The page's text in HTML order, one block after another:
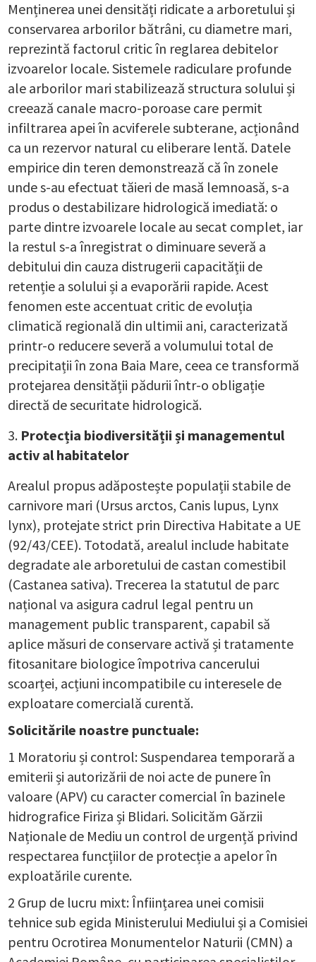
Menținerea unei densități ridicate a arboretului și
conservarea arborilor bătrâni, cu diametre mari,
reprezintă factorul critic în reglarea debitelor
izvoarelor locale. Sistemele radiculare profunde
ale arborilor mari stabilizează structura solului și
creează canale macro-poroase care permit
infiltrarea apei în acviferele subterane, acționând
ca un rezervor natural cu eliberare lentă. Datele
empirice din teren demonstrează că în zonele
unde s-au efectuat tăieri de masă lemnoasă, s-a
produs o destabilizare hidrologică imediată: o
parte dintre izvoarele locale au secat complet, iar
la restul s-a înregistrat o diminuare severă a
debitului din cauza distrugerii capacității de
retenție a solului și a evaporării rapide. Acest
fenomen este accentuat critic de evoluția
climatică regională din ultimii ani, caracterizată
printr-o reducere severă a volumului total de
precipitații în zona Baia Mare, ceea ce transformă
protejarea densității pădurii într-o obligație
directă de securitate hidrologică.
Protecția biodiversității și managementul
activ al habitatelor
Arealul propus adăpostește populații stabile de
carnivore mari (Ursus arctos, Canis lupus, Lynx
lynx), protejate strict prin Directiva Habitate a UE
(92/43/CEE). Totodată, arealul include habitate
degradate ale arboretului de castan comestibil
(Castanea sativa). Trecerea la statutul de parc
național va asigura cadrul legal pentru un
management public transparent, capabil să
aplice măsuri de conservare activă și tratamente
fitosanitare biologice împotriva cancerului
scoarței, acțiuni incompatibile cu interesele de
exploatare comercială curentă.
Solicitările noastre punctuale:
1 Moratoriu și control: Suspendarea temporară a
emiterii și autorizării de noi acte de punere în
valoare (APV) cu caracter comercial în bazinele
hidrografice Firiza și Blidari. Solicităm Gărzii
Naționale de Mediu un control de urgență privind
respectarea funcțiilor de protecție a apelor în
exploatările curente.
2 Grup de lucru mixt: Înființarea unei comisii
tehnice sub egida Ministerului Mediului și a Comisiei
pentru Ocrotirea Monumentelor Naturii (CMN) a